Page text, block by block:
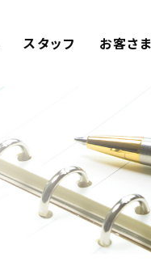
スタッフ お客さ